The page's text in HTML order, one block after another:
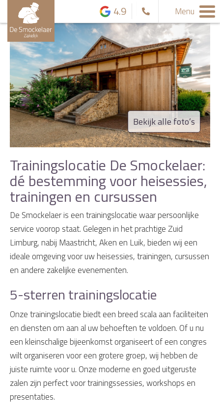
4.9 Menu
Bekijk alle foto’s
Trainingslocatie De Smockelaer:
dé bestemming voor heisessies,
trainingen en cursussen
De Smockelaer is een trainingslocatie waar persoonlijke
service voorop staat. Gelegen in het prachtige Zuid
Limburg, nabij Maastricht, Aken en Luik, bieden wij een
ideale omgeving voor uw heisessies, trainingen, cursussen
en andere zakelijke evenementen.
5-sterren trainingslocatie
Onze trainingslocatie biedt een breed scala aan faciliteiten
en diensten om aan al uw behoeften te voldoen. Of u nu
een kleinschalige bijeenkomst organiseert of een congres
wilt organiseren voor een grotere groep, wij hebben de
juiste ruimte voor u. Onze moderne en goed uitgeruste
zalen zijn perfect voor trainingssessies, workshops en
presentaties.